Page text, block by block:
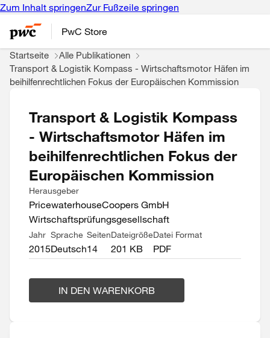
Zum Inhalt springenZur Fußzeile springen
PwC Store
Startseite
Alle Publikationen
Transport & Logistik Kompass - Wirtschaftsmotor Häfen im
beihilfenrechtlichen Fokus der Europäischen Kommission
Transport & Logistik Kompass
- Wirtschaftsmotor Häfen im
beihilfenrechtlichen Fokus der
Europäischen Kommission
Herausgeber
PricewaterhouseCoopers GmbH
Wirtschaftsprüfungsgesellschaft
Jahr
2015
Sprache
Deutsch
Seiten
14
Dateigröße
201 KB
Datei Format
PDF
IN DEN WARENKORB